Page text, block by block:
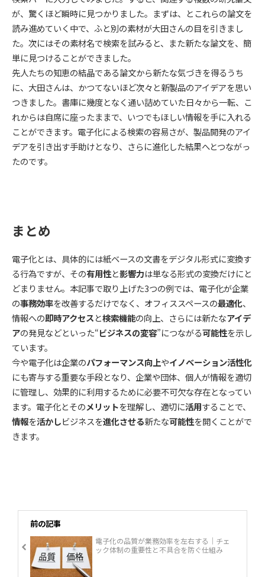
が、驚くほど瞬時に見つかりました。まずは、とこれらの論文を
読み進めていく中で、ふと別の素材が大田さんの目を引きまし
た。次にはその素材名で検索を試みると、また新たな論文を、簡
単に見つけることができました。
先人たちの知恵の結晶である論文から新たな気づきを得るうち
に、大田さんは、かつてないほど次々と新製品のアイデアを思い
つきました。書庫に幾度となく通い詰めていた日々から一転、こ
れからは自席に座ったままで、いつでもほしい情報を手に入れる
ことができます。電子化による検索の容易さが、製品開発のアイ
デアを引き出す手助けとなり、さらに進化した結果へとつながっ
たのです。
まとめ
電子化とは、具体的には紙ベースの文書をデジタル形式に変換す
る行為ですが、その有用性と影響力は単なる形式の変換だけにと
どまりません。本記事で取り上げた3つの例では、電子化が企業
の事務効率を改善するだけでなく、オフィススペースの最適化、
情報への即時アクセスと検索機能の向上、さらには新たなアイデ
アの発見などといった“ビジネスの変容”につながる可能性を示し
ています。
今や電子化は企業のパフォーマンス向上やイノベーション活性化
にも寄与する重要な手段となり、企業や団体、個人が情報を適切
に管理し、効果的に利用するために必要不可欠な存在となってい
ます。電子化とそのメリットを理解し、適切に活用することで、
情報を活かしビジネスを進化させる新たな可能性を開くことがで
きます。
前の記事
電子化の品質が業務効率を左右する｜チェ
ック体制の重要性と不具合を防ぐ仕組み